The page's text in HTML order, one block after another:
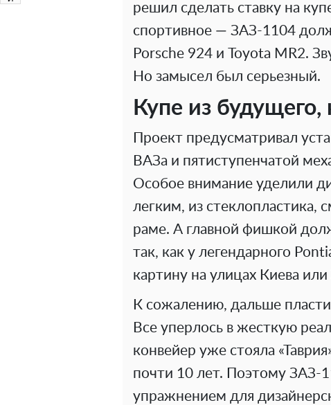
решил сделать ставку на
спортивное — ЗАЗ-1104
Porsche 924 и Toyota MR2.
Но замысел был серьезный.
Купе из будущего,
Проект предусматривал
ВАЗа и пятиступенчатой
Особое внимание уделили
легким, из стеклопластика,
раме. А главной фишкой
так, как у легендарного
картину на улицах Киева
К сожалению, дальше
Все уперлось в жесткую
конвейер уже стояла
почти 10 лет. Поэтому ЗАЗ-
упражнением для